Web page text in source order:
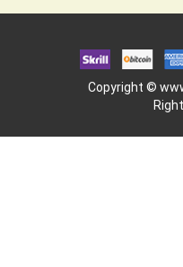
Copyright ©